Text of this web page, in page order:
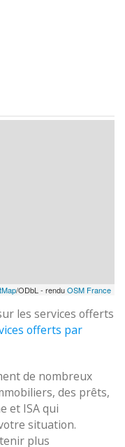
/ODbL - renduOSM France
les services offerts
offerts par
de nombreux
des prêts,
et ISA qui
situation.
plus